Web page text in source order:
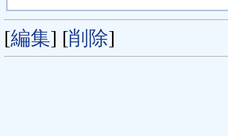
[編集] [削除]